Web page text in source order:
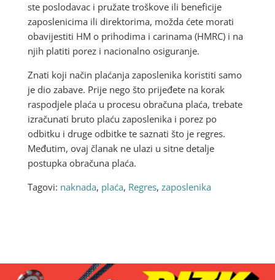
ste poslodavac i pružate troškove ili beneficije
zaposlenicima ili direktorima, možda ćete morati
obavijestiti HM o prihodima i carinama (HMRC) i na
njih platiti porez i nacionalno osiguranje.
Znati koji način plaćanja zaposlenika koristiti samo
je dio zabave. Prije nego što prijeđete na korak
raspodjele plaća u procesu obračuna plaća, trebate
izračunati bruto plaću zaposlenika i porez po
odbitku i druge odbitke te saznati što je regres.
Međutim, ovaj članak ne ulazi u sitne detalje
postupka obračuna plaća.
Tagovi: naknada, plaća, Regres, zaposlenika